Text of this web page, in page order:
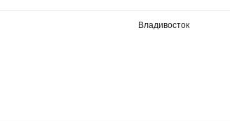
Владивосток